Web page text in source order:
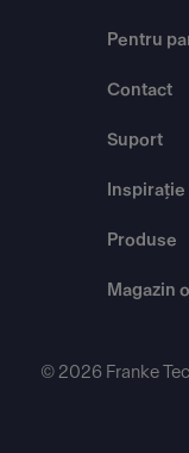
Pentru
Contact
Suport
Produse
Magazin
© 2026 Franke